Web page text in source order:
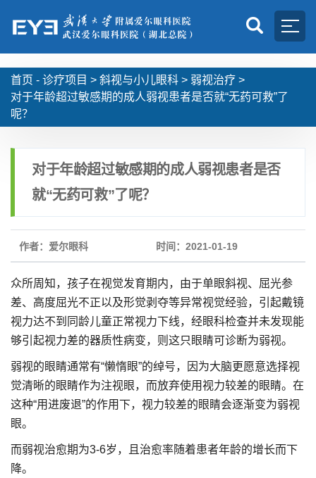
首页 - 诊疗项目 > 斜视与小儿眼科 > 弱视治疗 >
对于年龄超过敏感期的成人弱视患者是否就“无药可救”了
呢？
对于年龄超过敏感期的成人弱视患者是否
就“无药可救”了呢？
作者：爱尔眼科 时间：2021-01-19
众所周知，孩子在视觉发育期内，由于单眼斜视、屈光参
差、高度屈光不正以及形觉剥夺等异常视觉经验，引起戴镜
视力达不到同龄儿童正常视力下线，经眼科检查并未发现能
够引起视力差的器质性病变，则这只眼睛可诊断为弱视。
弱视的眼睛通常有“懒惰眼”的绰号，因为大脑更愿意选择视
觉清晰的眼睛作为注视眼，而放弃使用视力较差的眼睛。在
这种“用进废退”的作用下，视力较差的眼睛会逐渐变为弱视
眼。
而弱视治愈期为3-6岁，且治愈率随着患者年龄的增长而下
降。